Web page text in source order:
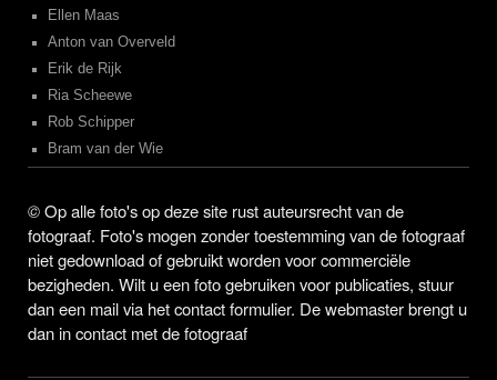
Ellen Maas
Anton van Overveld
Erik de Rijk
Ria Scheewe
Rob Schipper
Bram van der Wie
©Op alle foto's op deze site rust auteursrecht van de
fotograaf. Foto's mogen zonder toestemming van de fotograaf
niet gedownload of gebruikt worden voor commerciële
bezigheden. Wilt u een foto gebruiken voor publicaties, stuur
dan een mail via het contact formulier. De webmaster brengt u
dan in contact met de fotograaf